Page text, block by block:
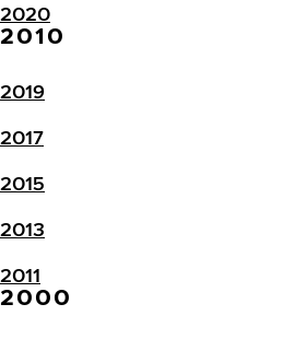
2020
2010
2019
2017
2015
2013
2011
2000